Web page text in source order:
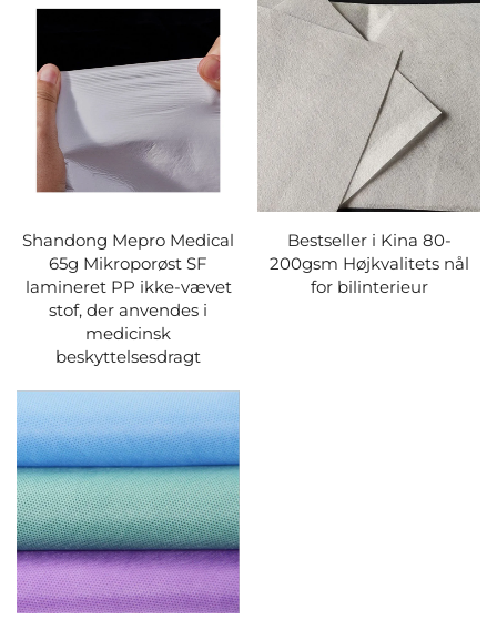
Shandong Mepro Medical
65g Mikroporøst SF
lamineret PP ikke-vævet
stof, der anvendes i
medicinsk
beskyttelsesdragt
Bestseller i Kina 80-
200gsm Højkvalitets nål
for bilinterieur